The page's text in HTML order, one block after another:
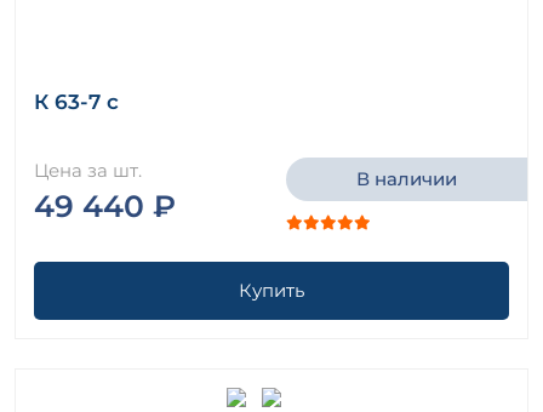
К 63-7 с
Цена за шт.
49 440 ₽
В наличии
Купить